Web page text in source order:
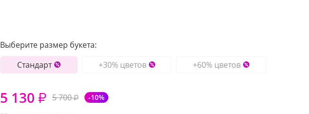
Выберите размер букета:
Стандарт
+30% цветов +60% цветов
5 130 ₽ 5 700₽ -10%